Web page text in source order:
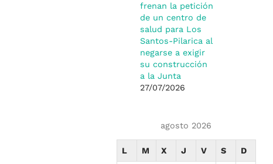
frenan la petición
de un centro de
salud para Los
Santos-Pilarica al
negarse a exigir
su construcción
a la Junta
27/07/2026
agosto 2026
L M X J V S D